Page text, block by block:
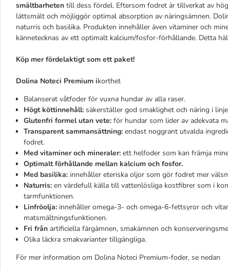
smältbarheten till dess fördel. Eftersom fodret är tillverkat av
lättsmält och möjliggör optimal absorption av näringsämnen.
naturris och basilika. Produkten innehåller även vitaminer och
kännetecknas av ett optimalt kalcium/fosfor-förhållande. Detta
Köp mer fördelaktigt som ett paket!
Dolina Noteci Premium ikorthet
Balanserat våtfoder för vuxna hundar av alla raser.
Högt köttinnehåll: säkerställer god smaklighet och näring i
Glutenfri formel utan vete: för hundar som lider av adekvata
Transparent sammansättning: endast noggrant utvalda
fodret.
Med vitaminer och mineraler: ett helfoder som kan främja
Optimalt förhållande mellan kalcium och fosfor.
Med basilika: innehåller eteriska oljor som gör fodret mer
Naturris: en värdefull källa till vattenlösliga kostfibrer som i
tarmfunktionen.
Linfröolja: innehåller omega-3- och omega-6-fettsyror och
matsmältningsfunktionen.
Fri från artificiella färgämnen, smakämnen och
Olika läckra smakvarianter tillgängliga.
För mer information om Dolina Noteci Premium-foder, se nedan